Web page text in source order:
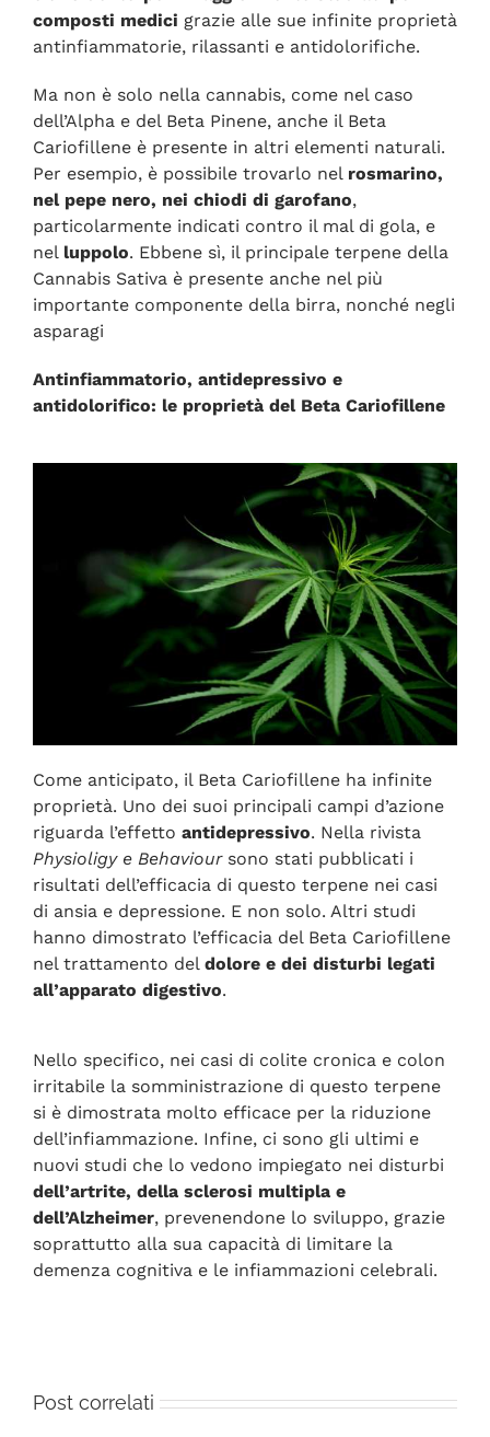
composti medici grazie alle sue infinite proprietà
antinfiammatorie, rilassanti e antidolorifiche.
Ma non è solo nella cannabis, come nel caso
dell’Alpha e del Beta Pinene, anche il Beta
Cariofillene è presente in altri elementi naturali.
Per esempio, è possibile trovarlo nel rosmarino,
nel pepe nero, nei chiodi di garofano,
particolarmente indicati contro il mal di gola, e
nel luppolo. Ebbene sì, il principale terpene della
Cannabis Sativa è presente anche nel più
importante componente della birra, nonché negli
asparagi
Antinfiammatorio, antidepressivo e
antidolorifico: le proprietà del Beta Cariofillene
Come anticipato, il Beta Cariofillene ha infinite
proprietà. Uno dei suoi principali campi d’azione
riguarda l’effetto antidepressivo. Nella rivista
Physioligy e Behaviour sono stati pubblicati i
risultati dell’efficacia di questo terpene nei casi
di ansia e depressione. E non solo. Altri studi
hanno dimostrato l’efficacia del Beta Cariofillene
nel trattamento del dolore e dei disturbi legati
all’apparato digestivo.
Nello specifico, nei casi di colite cronica e colon
irritabile la somministrazione di questo terpene
si è dimostrata molto efficace per la riduzione
dell’infiammazione. Infine, ci sono gli ultimi e
nuovi studi che lo vedono impiegato nei disturbi
dell’artrite, della sclerosi multipla e
dell’Alzheimer, prevenendone lo sviluppo, grazie
soprattutto alla sua capacità di limitare la
demenza cognitiva e le infiammazioni celebrali.
Post correlati